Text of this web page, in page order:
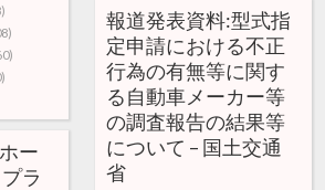
報道発表資料:型式指
定申請における不正
行為の有無等に関す
る自動車メーカー等
の調査報告の結果等
について – 国土交通
省
ー
ラ